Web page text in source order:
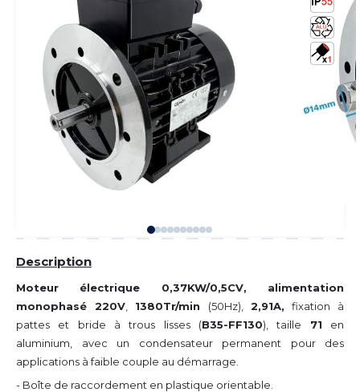
Description
Moteur électrique 0,37KW/0,5CV, alimentation
monophasé 220V
1380Tr/min (50Hz), 2,91A, fixation à
pattes et bride à trous lisses (B35-FF130), taille 71 en
aluminium, avec un condensateur permanent pour des
applications à faible couple au démarrage.
- Boîte de raccordement en plastique orientable.